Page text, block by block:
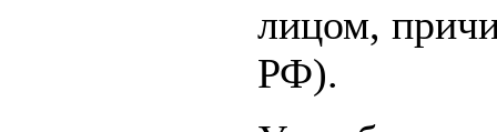
лицом,
РФ).